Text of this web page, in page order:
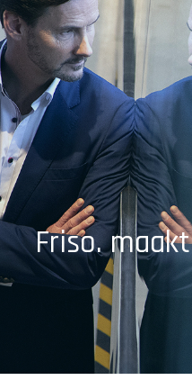
Friso.